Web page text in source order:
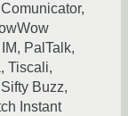
PalTalk,
Tiscali,
Buzz,
Instant